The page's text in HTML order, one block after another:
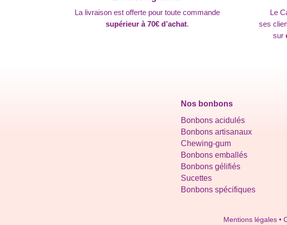
La livraison est offerte pour toute commande
supérieur à 70€ d’achat.
Le
ses
sur
Nos bonbons
Bonbons acidulés
Bonbons artisanaux
Chewing-gum
Bonbons emballés
Bonbons gélifiés
Sucettes
Bonbons spécifiques
Mentions légales •